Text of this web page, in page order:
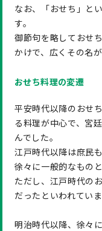
なお、「おせち」と
す。
御節句を略しておせ
かけで、広くその名
おせち料理の変遷
平安時代以降のおせ
る料理が中心で、宮
んでした。
江戸時代以降は庶民
徐々に一般的なもの
ただし、江戸時代の
だったといわれていま
明治時代以降、徐々